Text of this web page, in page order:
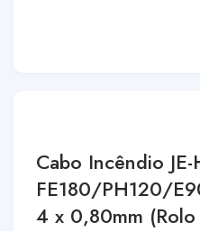
Cabo Incêndio
FE180/PH120/
4 x 0,80mm